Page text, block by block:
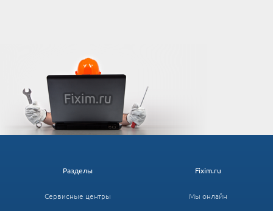
Fixim.ru
Мы онлайн
Разделы
Сервисные центры